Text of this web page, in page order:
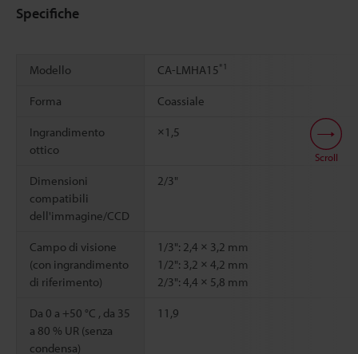
Specifiche
Modello CA-LMHA15*1
Forma Coassiale
Ingrandimento
ottico
×1,5
Dimensioni
compatibili
dell'immagine/CCD
2/3"
Campo di visione
(con ingrandimento
di riferimento)
1/3": 2,4 × 3,2 mm
1/2": 3,2 × 4,2 mm
2/3": 4,4 × 5,8 mm
Da 0 a +50 °C , da 35
a 80 % UR (senza
condensa)
11,9
Scroll